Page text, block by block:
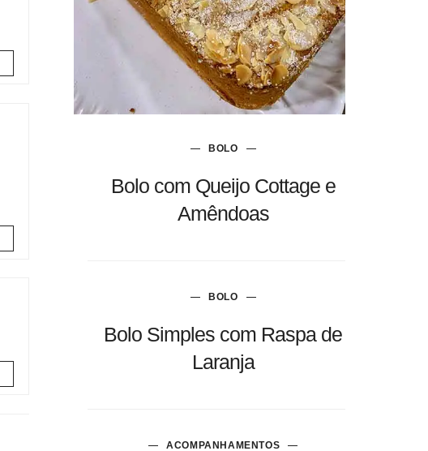
BOLO
Bolo com Queijo Cottage e
Amêndoas
BOLO
Bolo Simples com Raspa de
Laranja
ACOMPANHAMENTOS